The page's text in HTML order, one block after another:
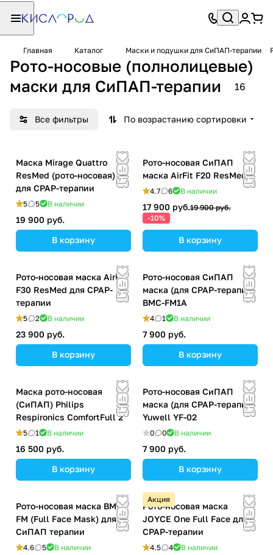
Главная Каталог Маски и подушки для СиПАП-терапии
Рото-носовые (полнолицевые)
маски для СиПАП-терапии
16
Все фильтры По возрастанию сортировки
Маска Mirage Quattro
ResMed (рото-носовая)
для CPAP-терапии
5 5 В наличии
19 900 руб.
В корзину
Рото-носовая СиПАП
маска AirFit F20 ResMed
4.7 6 В наличии
17 900 руб.19 900 руб.
-10%
В корзину
Рото-носовая маска AirFit
F30 ResMed для CPAP-
терапии
5 2 В наличии
23 900 руб.
В корзину
Рото-носовая СиПАП
маска (для CPAP-терапии)
BMC-FM1A
4 1 В наличии
7 900 руб.
В корзину
Маска рото-носовая
(СиПАП) Philips
Respironics ComfortFull 2
5 1 В наличии
16 500 руб.
В корзину
Рото-носовая СиПАП
маска (для CPAP-терапии)
Yuwell YF-02
0 0 В наличии
7 900 руб.
В корзину
Рото-носовая маска BMC-
FM (Full Face Mask) для
СиПАП терапии
4.6 5 В наличии
Акция
Рото-носовая маска
JOYCE One Full Face для
CPAP-терапии
4.5 4 В наличии